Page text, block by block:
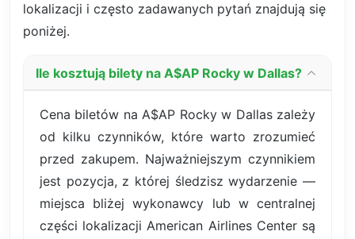
lokalizacji i często zadawanych pytań znajdują się
poniżej.
Ile kosztują bilety na A$AP Rocky w Dallas?
Cena biletów na A$AP Rocky w Dallas zależy
od kilku czynników, które warto zrozumieć
przed zakupem. Najważniejszym czynnikiem
jest pozycja, z której śledzisz wydarzenie —
miejsca bliżej wykonawcy lub w centralnej
części lokalizacji American Airlines Center są